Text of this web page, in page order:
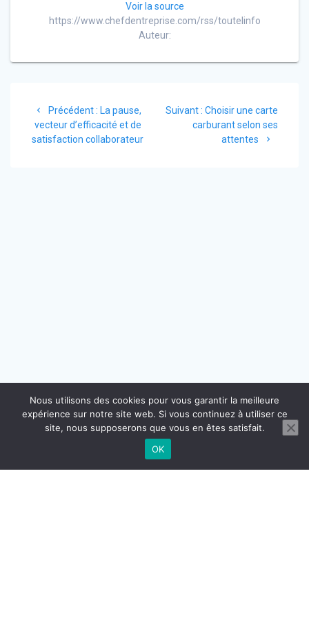
Voir la source
https://www.chefdentreprise.com/rss/toutelinfo
Auteur:
de
Précédent : Article
précédent
:
La pause,
vecteur d’efficacité et de
satisfaction collaborateur
Suivant : Article
suivant
Choisir une carte
carburant selon ses
attentes
Nous utilisons des cookies pour vous garantir la meilleure
expérience sur notre site web. Si vous continuez à utiliser ce
site, nous supposerons que vous en êtes satisfait.
OK